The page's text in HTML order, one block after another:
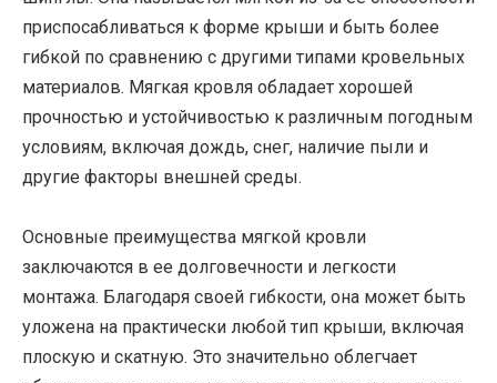
приспосабливаться к форме крыши и быть более
гибкой по сравнению с другими типами кровельных
материалов. Мягкая кровля обладает хорошей
прочностью и устойчивостью к различным погодным
условиям, включая дождь, снег, наличие пыли и
другие факторы внешней среды.
Основные преимущества мягкой кровли
заключаются в ее долговечности и легкости
монтажа. Благодаря своей гибкости, она может быть
уложена на практически любой тип крыши, включая
плоскую и скатную. Это значительно облегчает